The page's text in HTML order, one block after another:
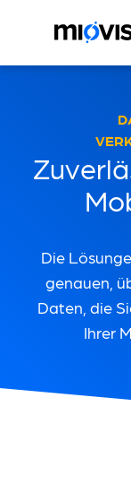
Die
genauen,
Daten, die
Ihrer